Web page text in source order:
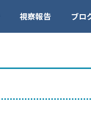
視察報告 ブロ